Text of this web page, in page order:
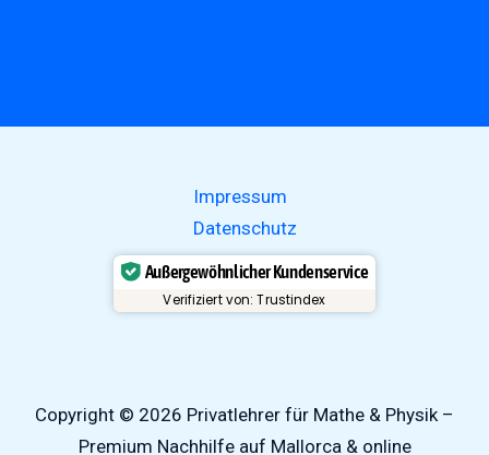
Impressum
Datenschutz
Außergewöhnlicher Kundenservice
Verifiziert von: Trustindex
Copyright © 2026 Privatlehrer für Mathe & Physik –
Premium Nachhilfe auf Mallorca & online